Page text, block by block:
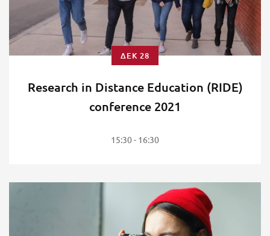
ΔΕΚ 28
Research in Distance Education (RIDE)
conference 2021
15:30 - 16:30